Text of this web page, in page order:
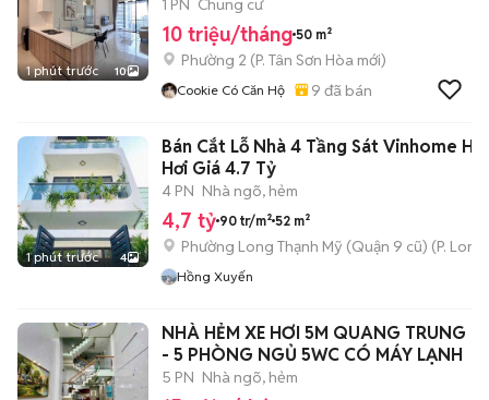
1 phút trước 10
1 PN Chung cư
10 triệu/tháng 50 m²
Phường 2 (P. Tân Sơn Hòa mới)
Cookie Có Căn Hộ 9 đã bán
1 phút trước 4
Bán Cắt Lỗ Nhà 4 Tầng Sát Vinhome
Hơi Giá 4.7 Tỷ
4 PN Nhà ngõ, hẻm
4,7 tỷ 90 tr/m² 52 m²
Phường Long Thạnh Mỹ (Quận 9 cũ) (P.
Hồng Xuyến
NHÀ HẺM XE HƠI 5M QUANG TRUNG
- 5 PHÒNG NGỦ 5WC CÓ MÁY LẠNH
5 PN Nhà ngõ, hẻm